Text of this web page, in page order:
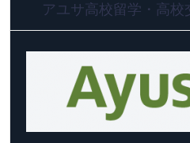
アユサ高校留学・高校